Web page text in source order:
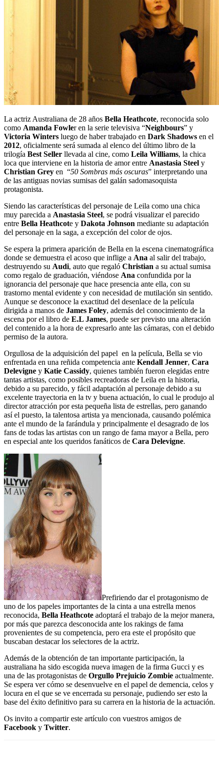
La actriz Australiana de 28 años Bella Heathcote, reconocida solo
como Amanda Fowler en la serie televisiva “Neighbours” y
Victoria Winters luego de haber trabajado en Dark Shadows en el
2012, oficialmente será sumada al elenco del último libro de la
trilogía Best Seller llevada al cine, como Leila Williams, la chica
loca que interviene en la historia de amor entre Anastasia Steel y
Christian Grey en “50 Sombras más oscuras” interpretando una
de las antiguas novias sumisas del galán sadomasoquista
protagonista.
Siendo las características del personaje de Leila como una chica
muy parecida a Anastasia Steel, se podrá visualizar el parecido
entre Bella Heathcote y Dakota Johnson mediante su adaptación
del personaje en la saga, a excepción del color de ojos.
Se espera la primera aparición de Bella en la escena cinematográfica
donde se demuestra el acoso que inflige a Ana al salir del trabajo,
destruyendo su Audi, auto que regaló Christian a su actual sumisa
como regalo de graduación, viéndose Ana confundida por la
ignorancia del personaje que hace presencia ante ella, con su
trastorno mental evidente y con necesidad de mutilación sin sentido.
Aunque se desconoce la exactitud del desenlace de la película
dirigida a manos de James Foley, además del conocimiento de la
escena por el libro de E.L James, puede ser previsto una alteración
del contenido a la hora de expresarlo ante las cámaras, con el debido
permiso de la autora.
Orgullosa de la adquisición del papel en la película, Bella se vio
enfrentada en una reñida competencia ante Kendall Jenner, Cara
Delevigne y Katie Cassidy, quienes también fueron elegidas entre
tantas artistas, como posibles recreadoras de Leila en la historia,
debido a su parecido, y fácil adaptación al personaje debido a su
excelente trayectoria en la tv y buena actuación, lo cual le produjo al
director atracción por esta pequeña lista de estrellas, pero ganando
así el puesto, la talentosa artista ya mencionada, causando polémica
ante el mundo de la farándula y principalmente el desagrado de los
fans de todas las artistas con un rango de fama mayor a Bella, pero
en especial ante los queridos fanáticos de Cara Delevigne.
Prefiriendo dar el protagonismo de
uno de los papeles importantes de la cinta a una estrella menos
reconocida, Bella Heathcote adoptará el trabajo de la mejor manera,
por más que parezca desconocida ante los rakings de fama
provenientes de su competencia, pero era este el propósito que
buscaban destacar los selectores de la actriz.
Además de la obtención de tan importante participación, la
australiana ha sido escogida nueva imagen de la firma Gucci y es
una de las protagonistas de Orgullo Prejuicio Zombie actualmente.
Se espera ver cómo se desenvuelve en el papel de demencia, celos y
locura en el que se ve encerrada su personaje, pudiendo ser esto la
base del éxito definitivo para su carrera en la historia de la actuación.
Os invito a compartir este artículo con vuestros amigos de
Facebook y Twitter.